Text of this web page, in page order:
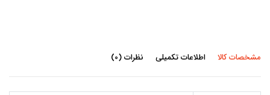
مشخصات کالا اطلاعات تکمیلی نظرات (0)